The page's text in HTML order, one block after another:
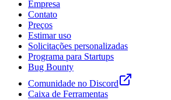
Empresa
Contato
Preços
Estimar uso
Solicitações personalizadas
Programa para Startups
Bug Bounty
Comunidade no Discord
Caixa de Ferramentas